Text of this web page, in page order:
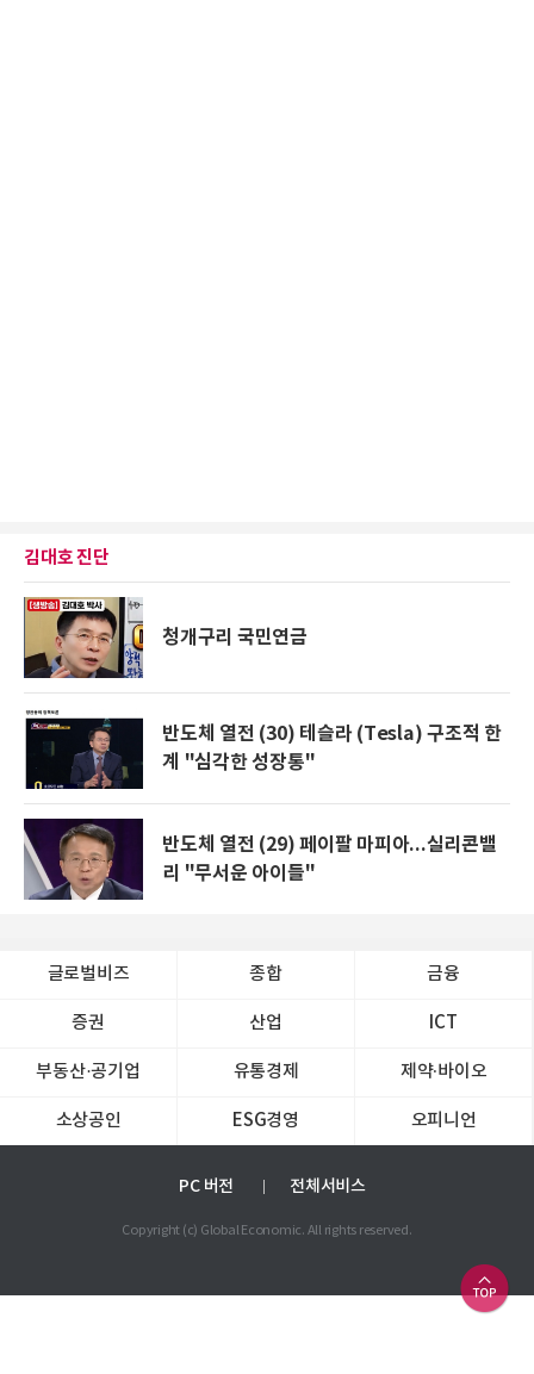
김대호 진단
청개구리 국민연금
반도체 열전 (30) 테슬라 (Tesla) 구조적 한
계 "심각한 성장통"
반도체 열전 (29) 페이팔 마피아...실리콘밸
리 "무서운 아이들"
글로벌비즈 종합 금융
증권 산업 ICT
부동산·공기업 유통경제 제약∙바이오
소상공인 ESG경영 오피니언
PC 버전 전체서비스
Copyright (c) Global Economic. All rights reserved.